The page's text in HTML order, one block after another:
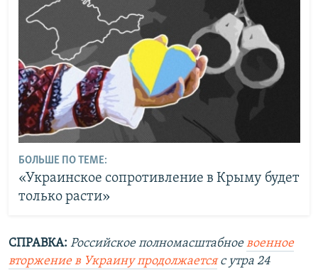
БОЛЬШЕ ПО ТЕМЕ:
«Украинское сопротивление в Крыму будет
только расти»
СПРАВКА: Российское полномасштабноевоенное
вторжение в Украину продолжаетсяс утра 24